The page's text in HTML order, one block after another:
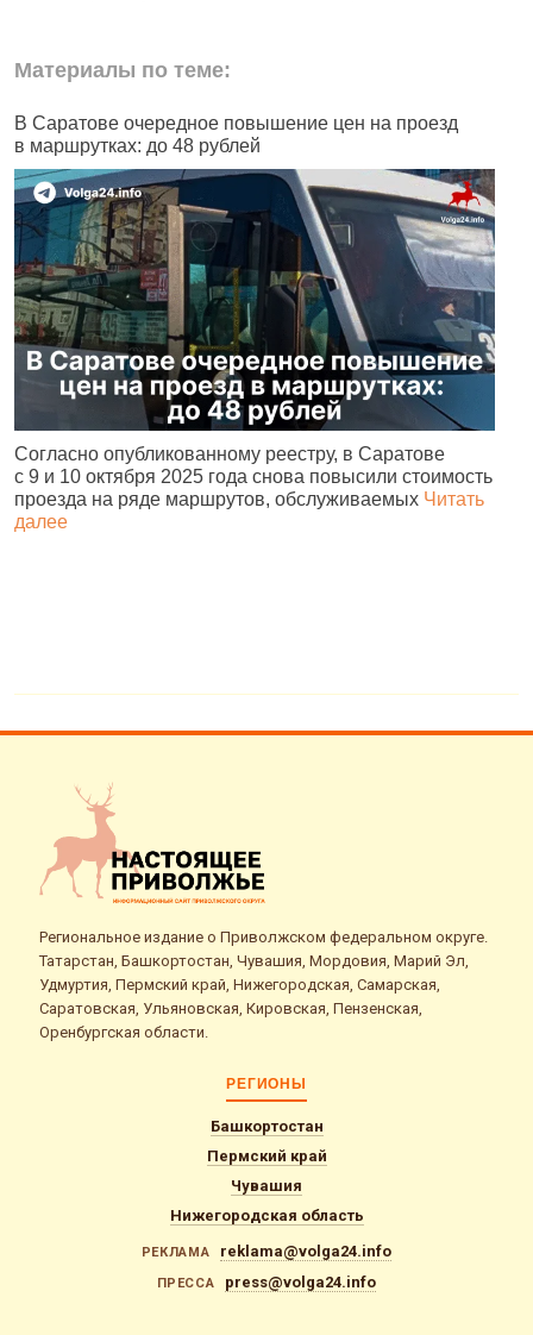
Материалы по теме:
В Саратове очередное повышение цен на проезд
в маршрутках: до 48 рублей
Согласно опубликованному реестру, в Саратове
с 9 и 10 октября 2025 года снова повысили стоимость
проезда на ряде маршрутов, обслуживаемых Читать
далее
Региональное издание о Приволжском федеральном округе.
Татарстан, Башкортостан, Чувашия, Мордовия, Марий Эл,
Удмуртия, Пермский край, Нижегородская, Самарская,
Саратовская, Ульяновская, Кировская, Пензенская,
Оренбургская области.
РЕГИОНЫ
Башкортостан
Пермский край
Чувашия
Нижегородская область
РЕКЛАМА reklama@volga24.info
ПРЕССА press@volga24.info